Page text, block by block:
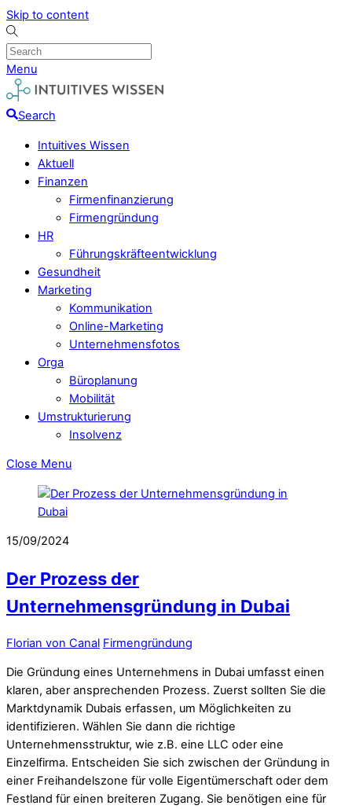
Skip to content
Menu
Search
Intuitives Wissen
Aktuell
Finanzen
Firmenfinanzierung
Firmengründung
HR
Führungskräfteentwicklung
Gesundheit
Marketing
Kommunikation
Online-Marketing
Unternehmensfotos
Orga
Büroplanung
Mobilität
Umstrukturierung
Insolvenz
Close Menu
15/09/2024
Der Prozess der
Unternehmensgründung in Dubai
Florian von Canal Firmengründung
Die Gründung eines Unternehmens in Dubai umfasst einen
klaren, aber ansprechenden Prozess. Zuerst sollten Sie die
Marktdynamik Dubais erfassen, um Möglichkeiten zu
identifizieren. Wählen Sie dann die richtige
Unternehmensstruktur, wie z.B. eine LLC oder eine
Einzelfirma. Entscheiden Sie sich zwischen der Gründung in
einer Freihandelszone für volle Eigentümerschaft oder dem
Festland für einen breiteren Zugang. Sie benötigen eine für